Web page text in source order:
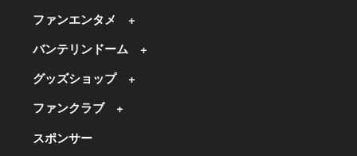
ファンエンタメ
バンテリンドーム
グッズショップ
ファンクラブ
スポンサー